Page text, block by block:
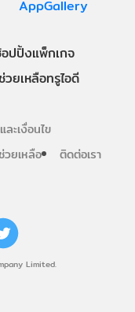
Limited.
ปปิ้งแพ็กเกจ
วยเหลือทรูไอดี
ะเงื่อนไข
วยเหลือ ติดต่อเรา